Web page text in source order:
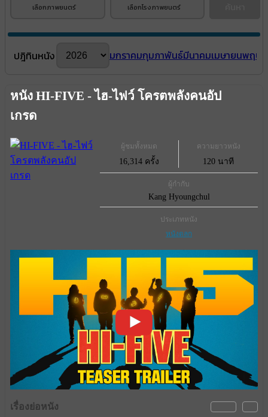
เลือกภาพยนตร์ เลือกโรงภาพยนตร์
ปฎิทินหนัง มกราคมกุมภาพันธ์มีนาคมเมษายนพฤษ
ผู้ชมทั้งหมด
16,314 ครั้ง
ความยาวหนัง
120 นาที
ผู้กำกับ
Kang Hyoungchul
ประเภทหนัง
หนังตลก
หนัง HI-FIVE - ไฮ-ไฟว์ โครตพลังคนอัป
เกรด
เรื่องย่อหนัง